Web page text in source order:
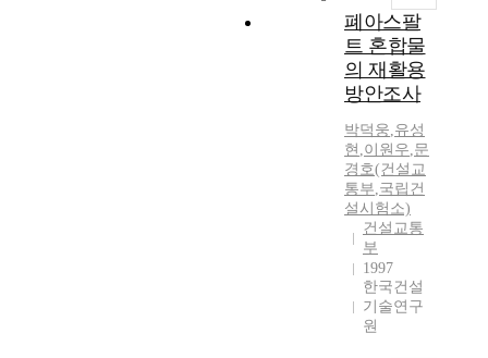
폐아스팔
트 혼합물
의 재활용
방안조사
박덕웅,유성
현 ,이원우,문
경호(건설교
통부,국립건
설시험소)
건설교통
부
1997
한국건설
기술연구
원